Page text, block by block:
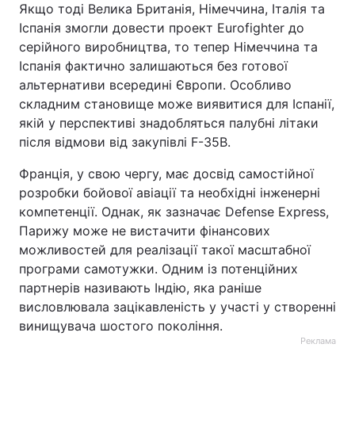
Якщо тоді Велика Британія, Німеччина, Італія та
Іспанія змогли довести проект Eurofighter до
серійного виробництва, то тепер Німеччина та
Іспанія фактично залишаються без готової
альтернативи всередині Європи. Особливо
складним становище може виявитися для Іспанії,
якій у перспективі знадобляться палубні літаки
після відмови від закупівлі F-35B.
Франція, у свою чергу, має досвід самостійної
розробки бойової авіації та необхідні інженерні
компетенції. Однак, як зазначає Defense Express,
Парижу може не вистачити фінансових
можливостей для реалізації такої масштабної
програми самотужки. Одним із потенційних
партнерів називають Індію, яка раніше
висловлювала зацікавленість у участі у створенні
винищувача шостого покоління.
Реклама